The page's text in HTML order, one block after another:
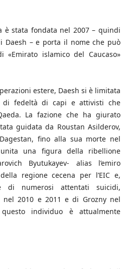
è stata fondata nel 2007 – quindi
Daesh – e porta il nome che può
islamico del Caucaso»
estere, Daesh si è limitata
di fedeltà di capi e attivisti che
La fazione che ha giurato
guidata da Roustan Asilderov,
fino alla sua morte nel
una figura della ribellione
Byutukayev- alias l’emiro
regione cecena per l’EIC e,
di numerosi attentati suicidi,
2010 e 2011 e di Grozny nel
individuo è attualmente